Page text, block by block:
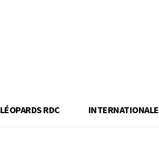
LÉOPARDS RDC INTERNATIONALE